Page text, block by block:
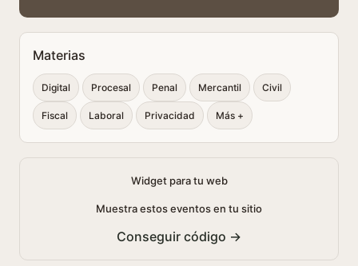
Materias
Digital Procesal Penal Mercantil Civil
Fiscal Laboral Privacidad Más +
Widget para tu web
Muestra estos eventos en tu sitio
Conseguir código →